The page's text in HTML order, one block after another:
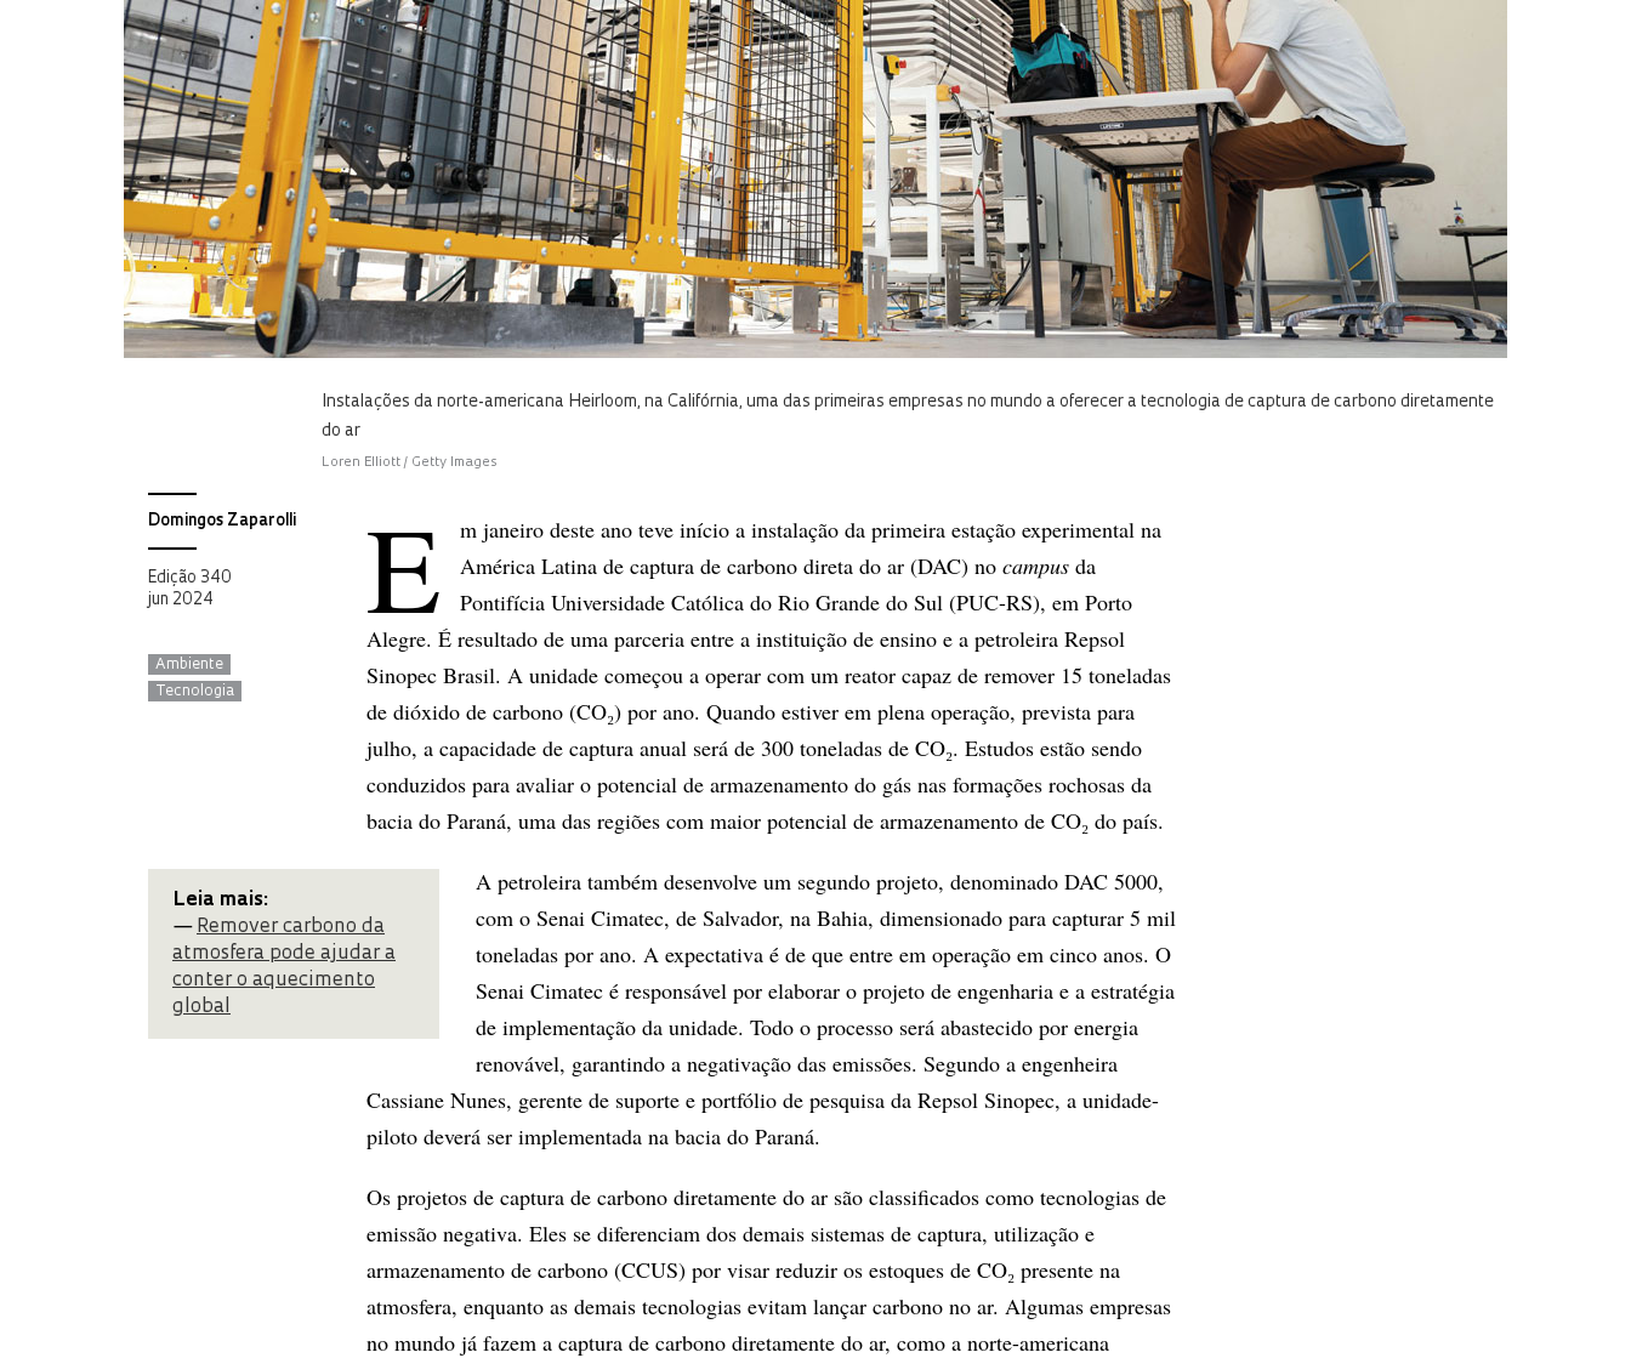
Instalações da norte-americana Heirloom, na Califórnia, uma das primeiras empresas no mundo a oferecer a tecnologia de captura de carbono diretamente
do ar
Loren Elliott / Getty Images
Domingos Zaparolli
Edição 340
jun 2024
Ambiente
Tecnologia
E
m janeiro deste ano teve início a instalação da primeira estação experimental na
América Latina de captura de carbono direta do ar (DAC) no campus da
Pontifícia Universidade Católica do Rio Grande do Sul (PUC-RS), em Porto
Alegre. É resultado de uma parceria entre a instituição de ensino e a petroleira Repsol
Sinopec Brasil. A unidade começou a operar com um reator capaz de remover 15 toneladas
de dióxido de carbono (CO₂) por ano. Quando estiver em plena operação, prevista para
julho, a capacidade de captura anual será de 300 toneladas de CO₂. Estudos estão sendo
conduzidos para avaliar o potencial de armazenamento do gás nas formações rochosas da
bacia do Paraná, uma das regiões com maior potencial de armazenamento de CO₂ do país.
Leia mais:
— Remover carbono da
atmosfera pode ajudar a
conter o aquecimento
global
A petroleira também desenvolve um segundo projeto, denominado DAC 5000,
com o Senai Cimatec, de Salvador, na Bahia, dimensionado para capturar 5 mil
toneladas por ano. A expectativa é de que entre em operação em cinco anos. O
Senai Cimatec é responsável por elaborar o projeto de engenharia e a estratégia
de implementação da unidade. Todo o processo será abastecido por energia
renovável, garantindo a negativação das emissões. Segundo a engenheira
Cassiane Nunes, gerente de suporte e portfólio de pesquisa da Repsol Sinopec, a unidade-
piloto deverá ser implementada na bacia do Paraná.
Os projetos de captura de carbono diretamente do ar são classificados como tecnologias de
emissão negativa. Eles se diferenciam dos demais sistemas de captura, utilização e
armazenamento de carbono (CCUS) por visar reduzir os estoques de CO₂ presente na
atmosfera, enquanto as demais tecnologias evitam lançar carbono no ar. Algumas empresas
no mundo já fazem a captura de carbono diretamente do ar, como a norte-americana